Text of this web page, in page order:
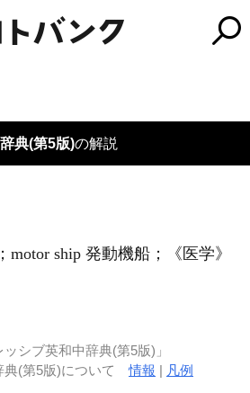
典(第5版)の解説
；motor ship 発動機船；
《医学》
シブ英和中辞典(第5版)」
典(第5版)について情報 | 凡例